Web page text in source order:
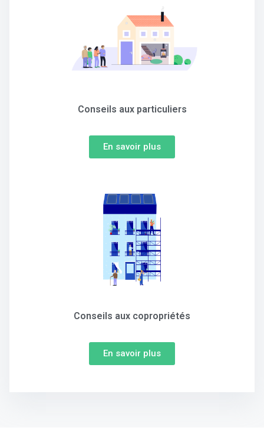
Conseils aux particuliers
En savoir plus
Conseils aux copropriétés
En savoir plus